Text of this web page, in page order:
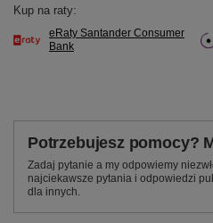
Kup na raty:
eRaty Santander Consumer
Bank
Potrzebujesz pomocy?
Zadaj pytanie a my odpowiemy
najciekawsze pytania i odpowiedzi
dla innych.